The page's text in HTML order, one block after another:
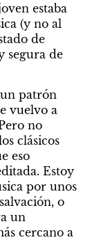
estaba
(y no al
de
segura de
patrón
vuelvo a
no
clásicos
eso
Estoy
por unos
o
un
cercano a